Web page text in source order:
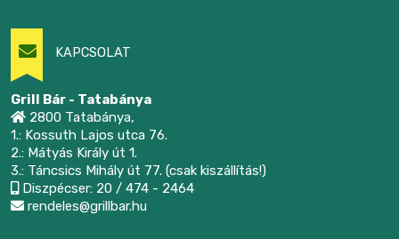
KAPCSOLAT
Grill Bár - Tatabánya
2800 Tatabánya,
1.: Kossuth Lajos utca 76.
2.: Mátyás Király út 1.
3.: Táncsics Mihály út 77. (csak kiszállítás!)
Diszpécser: 20 / 474 - 2464
rendeles@grillbar.hu